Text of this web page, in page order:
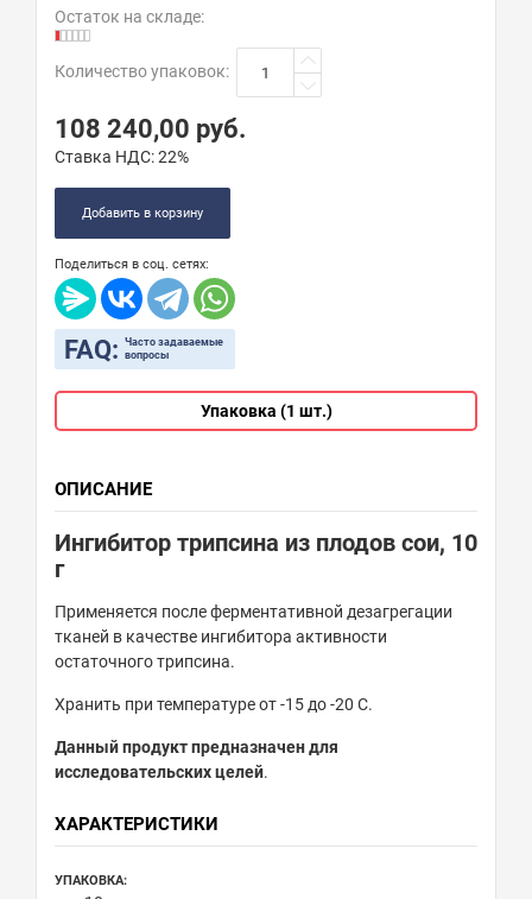
Остаток на складе:
Количество упаковок:
108 240,00 руб.
Ставка НДС:22%
Добавить в корзину
Поделиться в соц. сетях:
FAQ: Часто задаваемые
вопросы
Упаковка (1 шт.)
ОПИСАНИЕ
Ингибитор трипсина из плодов сои, 10
г
Применяется после ферментативной дезагрегации
тканей в качестве ингибитора активности
остаточного трипсина.
Хранить при температуре от -15 до -20 С.
Данный продукт предназначен для
исследовательских целей.
ХАРАКТЕРИСТИКИ
УПАКОВКА: